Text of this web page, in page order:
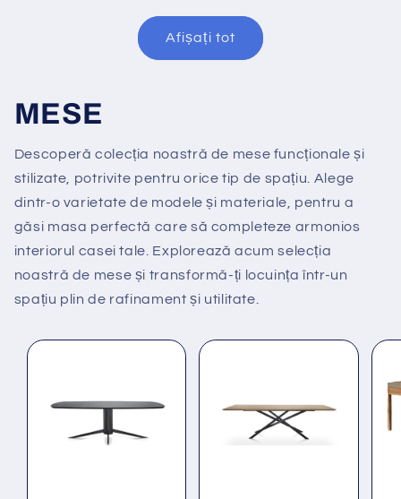
Afișați tot
MESE
Descoperă colecția noastră de mese funcționale și
stilizate, potrivite pentru orice tip de spațiu. Alege
dintr-o varietate de modele și materiale, pentru a
găsi masa perfectă care să completeze armonios
interiorul casei tale. Explorează acum selecția
noastră de mese și transformă-ți locuința într-un
spațiu plin de rafinament și utilitate.